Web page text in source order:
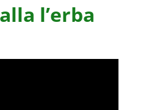
l’erba